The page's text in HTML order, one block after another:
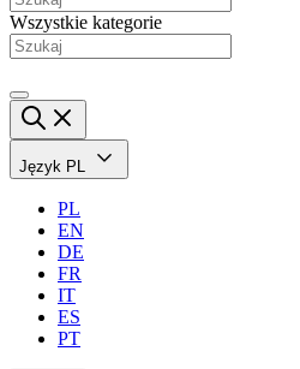
Wszystkie kategorie
Język PL
PL
EN
DE
FR
IT
ES
PT